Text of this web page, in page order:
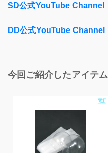
SD公式YouTube Channel
DD公式YouTube Channel
今回ご紹介したアイテム